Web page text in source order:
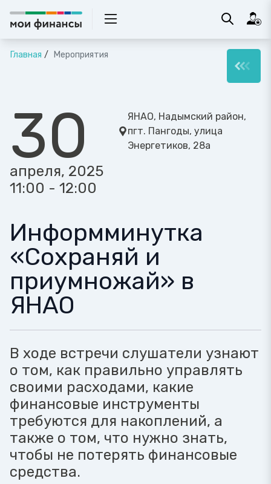
Главная Мероприятия
30
апреля, 2025
11:00 - 12:00
ЯНАО, Надымский район,
пгт. Пангоды, улица
Энергетиков, 28а
Информминутка
«Сохраняй и
приумножай» в
ЯНАО
В ходе встречи слушатели узнают
о том, как правильно управлять
своими расходами, какие
финансовые инструменты
требуются для накоплений, а
также о том, что нужно знать,
чтобы не потерять финансовые
средства.